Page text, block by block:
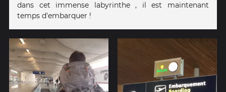
dans cet immense labyrinthe , il est maintenant
temps d'embarquer !